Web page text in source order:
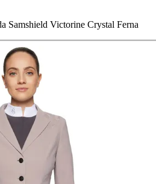
Samshield Victorine Crystal Ferna